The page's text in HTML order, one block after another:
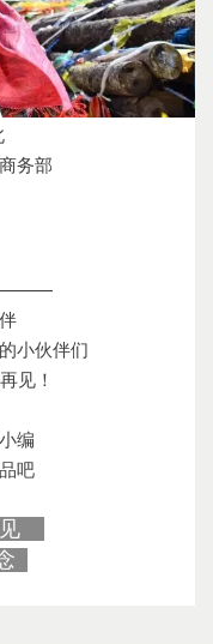
务部
小伙伴们
见！
编
吧
见